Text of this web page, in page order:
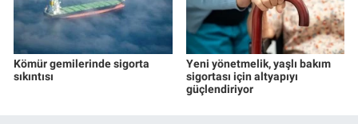
Kömür gemilerinde sigorta
sıkıntısı
Yeni yönetmelik, yaşlı bakım
sigortası için altyapıyı
güçlendiriyor